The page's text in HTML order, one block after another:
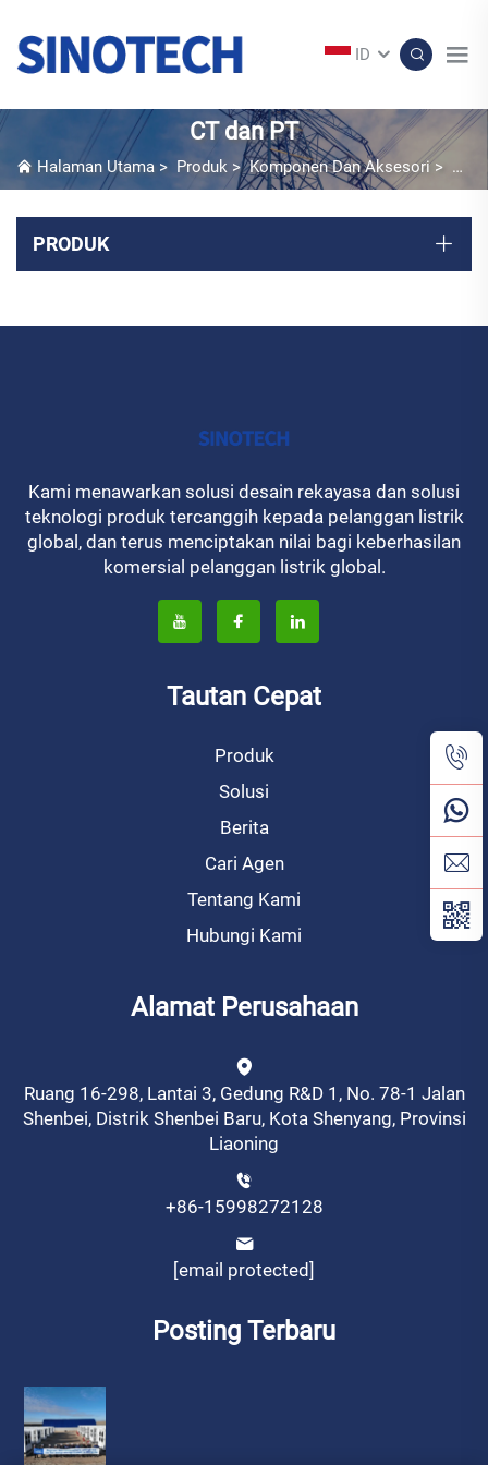
ID
CT dan PT
Halaman Utama> Produk >Komponen Dan Aksesori> CT
PRODUK
Kami menawarkan solusi desain rekayasa dan solusi
teknologi produk tercanggih kepada pelanggan listrik
global, dan terus menciptakan nilai bagi keberhasilan
komersial pelanggan listrik global.
Tautan Cepat
Produk
Solusi
Berita
Cari Agen
Tentang Kami
Hubungi Kami
Alamat Perusahaan
Ruang 16-298, Lantai 3, Gedung R&D 1, No. 78-1 Jalan
Shenbei, Distrik Shenbei Baru, Kota Shenyang, Provinsi
Liaoning
+86-15998272128
[email protected]
Posting Terbaru